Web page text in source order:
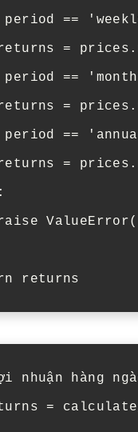
==
=
period ==
=
==
=
returns
nhuận hàng
=